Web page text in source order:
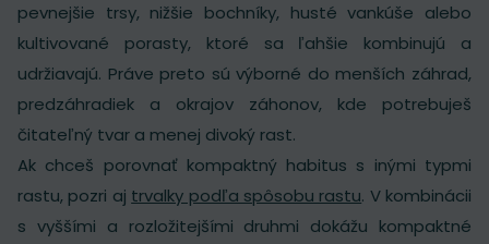
pevnejšie trsy, nižšie bochníky, husté vankúše alebo
kultivované porasty, ktoré sa ľahšie kombinujú a
udržiavajú. Práve preto sú výborné do menších záhrad,
predzáhradiek a okrajov záhonov, kde potrebuješ
čitateľný tvar a menej divoký rast.
Ak chceš porovnať kompaktný habitus s inými typmi
rastu, pozri aj trvalky podľa spôsobu rastu. V kombinácii
s vyššími a rozložitejšími druhmi dokážu kompaktné